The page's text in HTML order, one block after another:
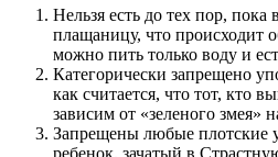
Нельзя есть до тех пор, пока
плащаницу, что происходит
можно пить только воду и
Категорически запрещено
как считается, что тот, кто
зависим от «зеленого змея»
Запрещены любые плотские